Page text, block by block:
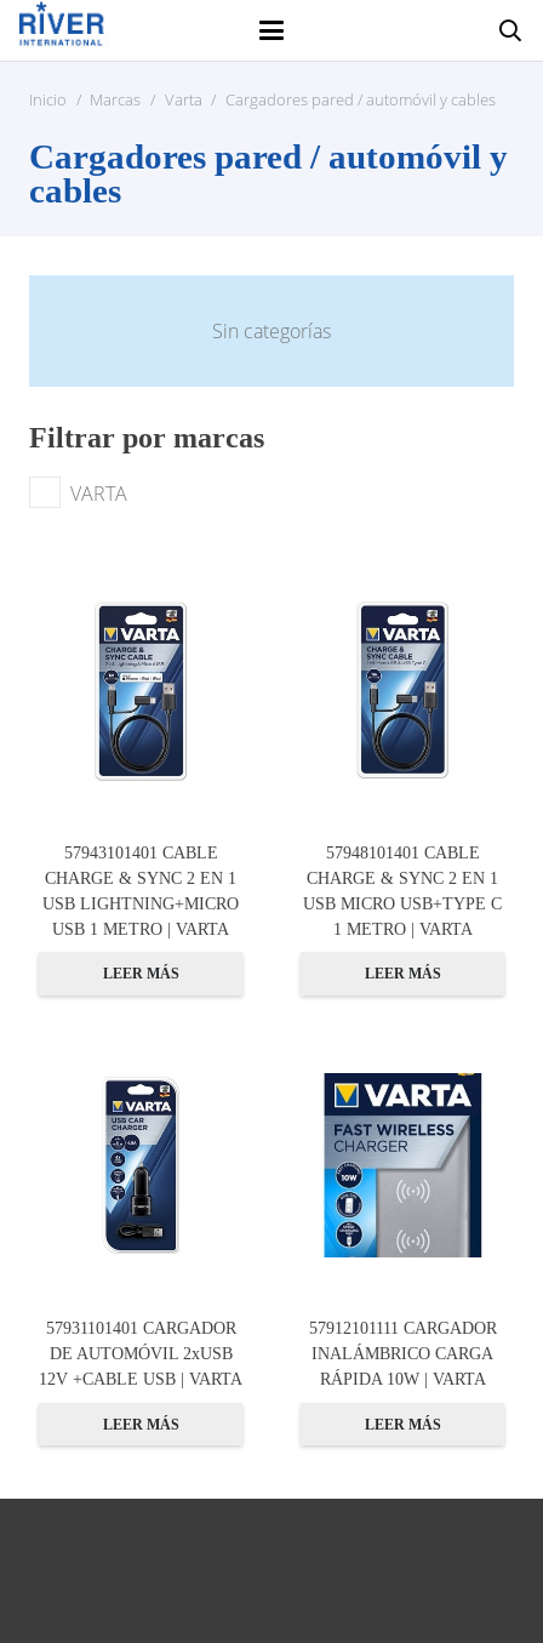
Inicio / Marcas / Varta / Cargadores pared / automóvil y cables
Cargadores pared / automóvil y
cables
Sin categorías
Filtrar por marcas
VARTA
57943101401 CABLE
CHARGE & SYNC 2 EN 1
USB LIGHTNING+MICRO
USB 1 METRO | VARTA
LEER MÁS
57948101401 CABLE
CHARGE & SYNC 2 EN 1
USB MICRO USB+TYPE C
1 METRO | VARTA
LEER MÁS
57931101401 CARGADOR
DE AUTOMÓVIL 2xUSB
12V +CABLE USB | VARTA
LEER MÁS
57912101111 CARGADOR
INALÁMBRICO CARGA
RÁPIDA 10W | VARTA
LEER MÁS